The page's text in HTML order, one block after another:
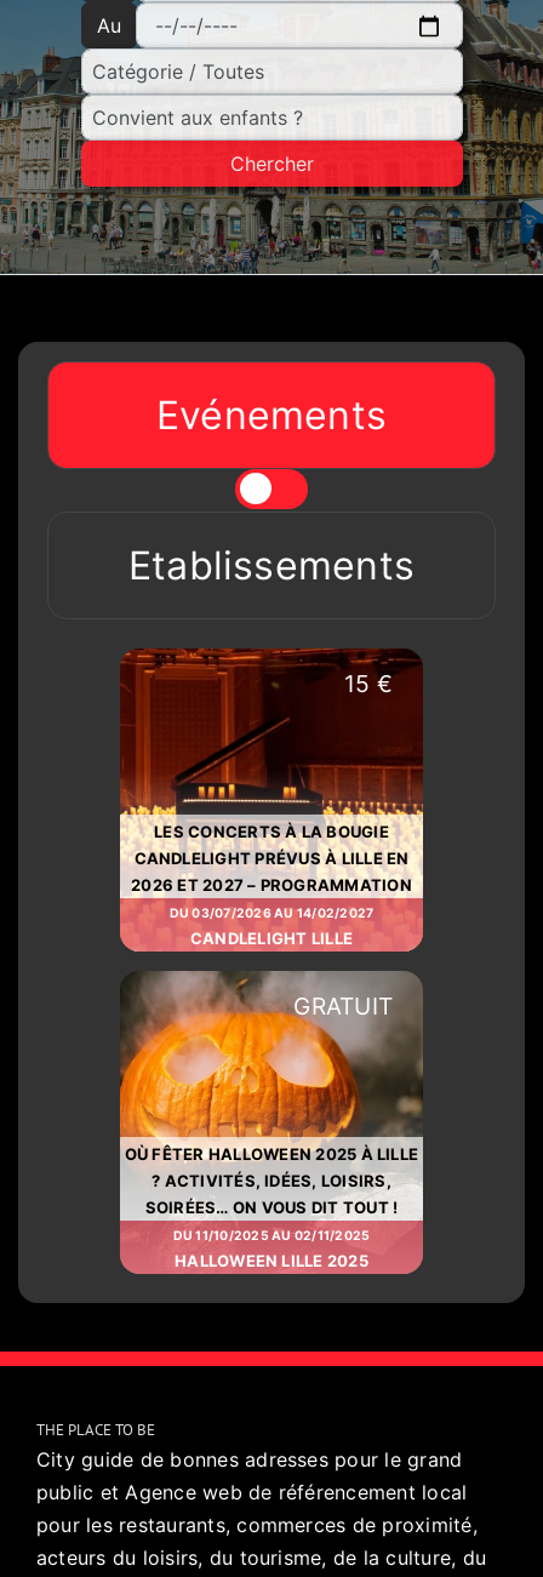
Au
Chercher
Evénements
Etablissements
15 €
LES CONCERTS À LA BOUGIE
CANDLELIGHT PRÉVUS À LILLE EN
2026 ET 2027 – PROGRAMMATION
DU 03/07/2026 AU 14/02/2027
CANDLELIGHT LILLE
GRATUIT
OÙ FÊTER HALLOWEEN 2025 À LILLE
? ACTIVITÉS, IDÉES, LOISIRS,
SOIRÉES… ON VOUS DIT TOUT !
DU 11/10/2025 AU 02/11/2025
HALLOWEEN LILLE 2025
THE PLACE TO BE
City guide de bonnes adresses pour le grand
public et Agence web de référencement local
pour les restaurants, commerces de proximité,
acteurs du loisirs, du tourisme, de la culture, du